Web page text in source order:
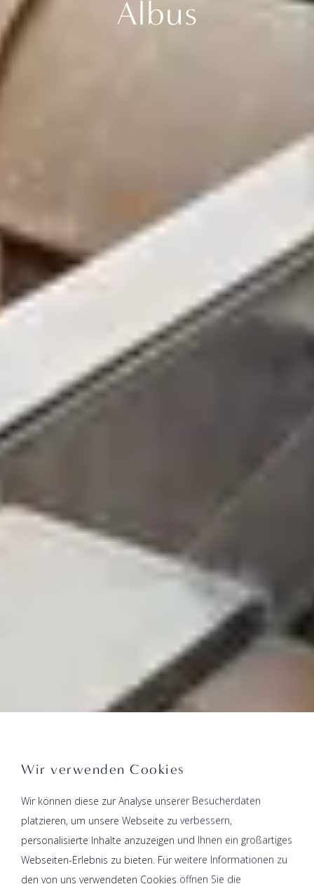
Albus
Wir verwenden Cookies
Wir können diese zur Analyse unserer Besucherdaten
platzieren, um unsere Webseite zu verbessern,
personalisierte Inhalte anzuzeigen und Ihnen ein großartiges
Webseiten-Erlebnis zu bieten. Für weitere Informationen zu
den von uns verwendeten Cookies öffnen Sie die